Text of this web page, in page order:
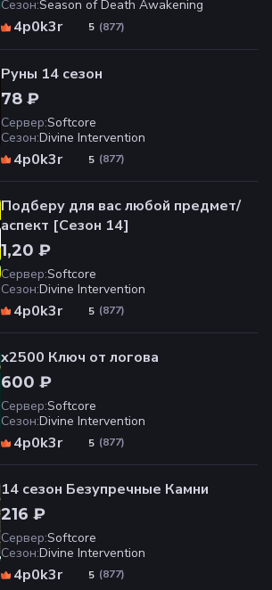
Сезон:Season of Death Awakening
4p0k3r (877)
5
Руны 14 сезон
78 ₽
Сервер:Softcore
Сезон:Divine Intervention
4p0k3r (877)
5
Подберу для вас любой предмет/
аспект [Сезон 14]
1,20 ₽
Сервер:Softcore
Сезон:Divine Intervention
4p0k3r (877)
5
x2500 Ключ от логова
600 ₽
Сервер:Softcore
Сезон:Divine Intervention
4p0k3r (877)
5
14 сезон Безупречные Камни
216 ₽
Сервер:Softcore
Сезон:Divine Intervention
4p0k3r (877)
5